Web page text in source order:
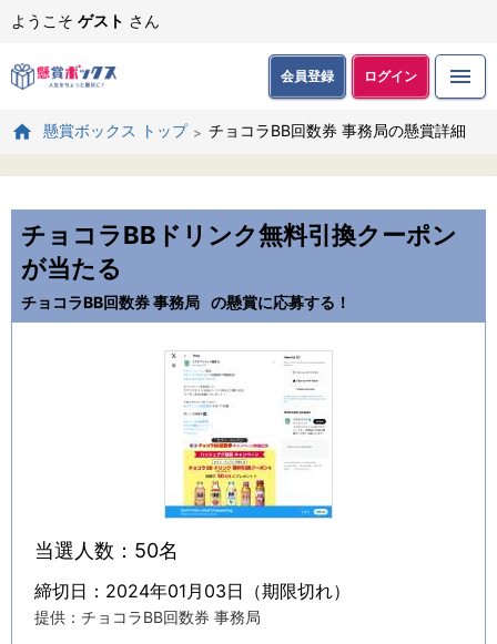
ようこそ ゲスト さん
会員登録 ログイン
懸賞ボックス トップ チョコラBB回数券 事務局の懸賞詳細
チョコラBBドリンク無料引換クーポン
が当たる
チョコラBB回数券 事務局 の懸賞に応募する！
当選人数：50名
締切日：2024年01月03日（期限切れ）
提供：チョコラBB回数券 事務局